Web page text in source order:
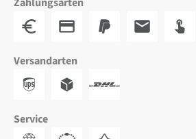
Versandarten
Service